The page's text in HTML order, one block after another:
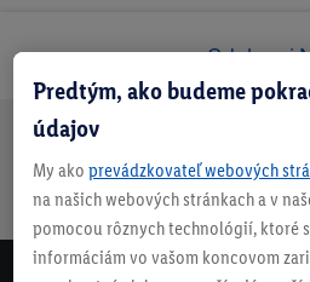
Odoberaj
Doprava
zadarmo
nad 70 €¹
30 dní na
vrátenie
Vrátenie
zadarmo
Predtým, ako budeme
údajov
My ako prevádzkovateľ webových
na našich webových stránkach a v
pomocou rôznych technológií, ktoré
informáciám vo vašom koncovom